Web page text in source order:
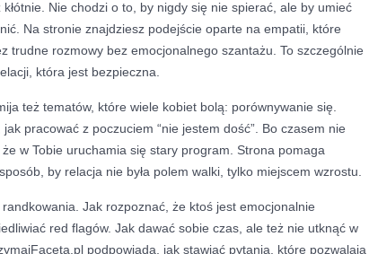
Nie chodzi o to, by nigdy się nie spierać, ale by umieć
Na stronie znajdziesz podejście oparte na empatii, które
trudne rozmowy bez emocjonalnego szantażu. To szczególnie
która jest bezpieczna.
też tematów, które wiele kobiet bolą: porównywanie się.
pracować z poczuciem “nie jestem dość”. Bo czasem nie
w Tobie uruchamia się stary program. Strona pomaga
by relacja nie była polem walki, tylko miejscem wzrostu.
Jak rozpoznać, że ktoś jest emocjonalnie
red flagów. Jak dawać sobie czas, ale też nie utknąć w
podpowiada, jak stawiać pytania, które pozwalają